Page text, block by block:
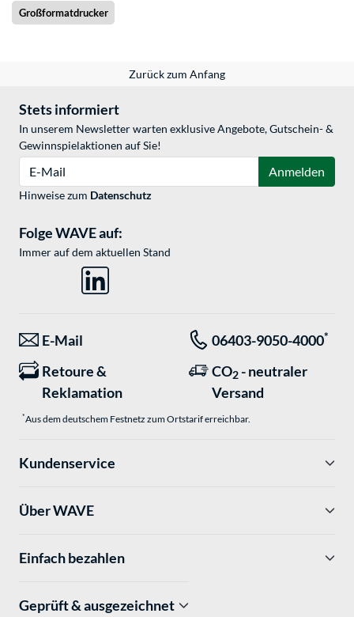
Großformatdrucker
Zurück zum Anfang
Stets informiert
In unserem Newsletter warten exklusive Angebote, Gutschein- &
Gewinnspielaktionen auf Sie!
Anmelden
Hinweise zum Datenschutz
Folge WAVE auf:
Immer auf dem aktuellen Stand
E-Mail 06403-9050-4000*
Retoure &
Reklamation
CO2 - neutraler
Versand
*Aus dem deutschem Festnetz zum Ortstarif erreichbar.
Kundenservice
Über WAVE
Einfach bezahlen
Geprüft & ausgezeichnet